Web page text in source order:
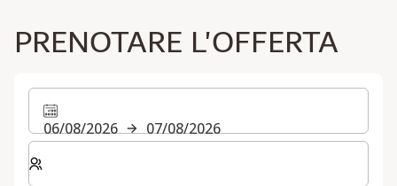
PRENOTARE L'OFFERTA
06/08/2026
07/08/2026
Selezionare il numero di camere e di ospiti per il